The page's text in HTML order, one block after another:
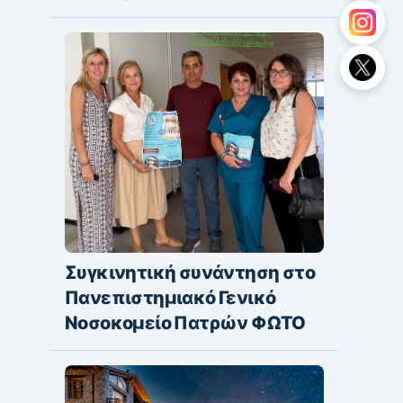
Συγκινητική συνάντηση στο
Πανεπιστημιακό Γενικό
Νοσοκομείο Πατρών ΦΩΤΟ